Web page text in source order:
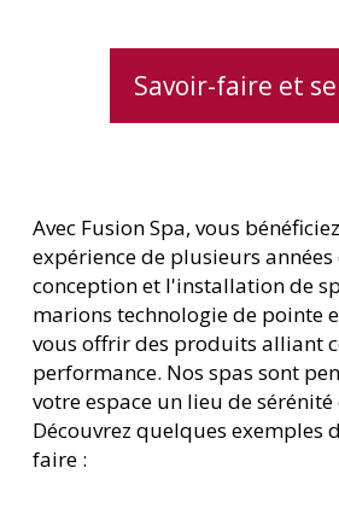
Savoir-faire et
Avec Fusion Spa, vous
expérience de plusieurs années
conception et l'installation de
marions technologie de pointe
vous offrir des produits alliant
performance. Nos spas sont
votre espace un lieu de
Découvrez quelques exemples
faire :